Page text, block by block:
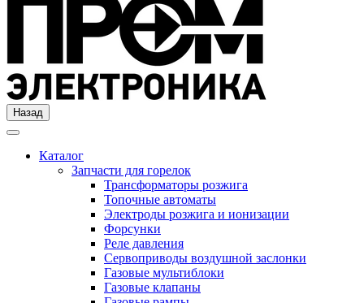
Назад
Каталог
Запчасти для горелок
Трансформаторы розжига
Топочные автоматы
Электроды розжига и ионизации
Форсунки
Реле давления
Сервоприводы воздушной заслонки
Газовые мультиблоки
Газовые клапаны